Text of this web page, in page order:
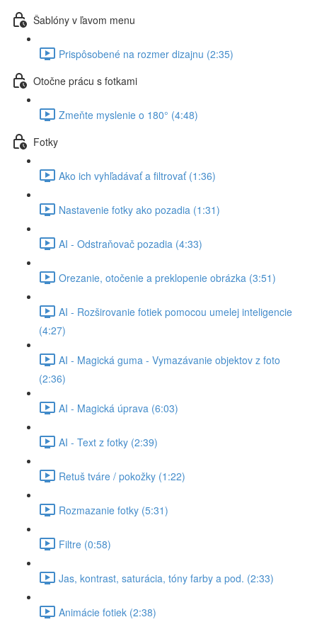
Šablóny v ľavom menu
Prispôsobené na rozmer dizajnu (2:35)
Otočne prácu s fotkami
Zmeňte myslenie o 180° (4:48)
Fotky
Ako ich vyhľadávať a filtrovať (1:36)
Nastavenie fotky ako pozadia (1:31)
AI - Odstraňovač pozadia (4:33)
Orezanie, otočenie a preklopenie obrázka (3:51)
AI - Rozširovanie fotiek pomocou umelej inteligencie
(4:27)
AI - Magická guma - Vymazávanie objektov z foto
(2:36)
AI - Magická úprava (6:03)
AI - Text z fotky (2:39)
Retuš tváre / pokožky (1:22)
Rozmazanie fotky (5:31)
Filtre (0:58)
Jas, kontrast, saturácia, tóny farby a pod. (2:33)
Animácie fotiek (2:38)